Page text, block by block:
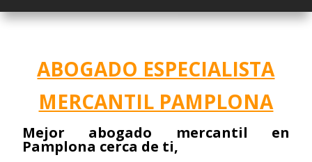
ABOGADO ESPECIALISTA
MERCANTIL PAMPLONA
Mejor abogado mercantil en
Pamplona cerca de ti,